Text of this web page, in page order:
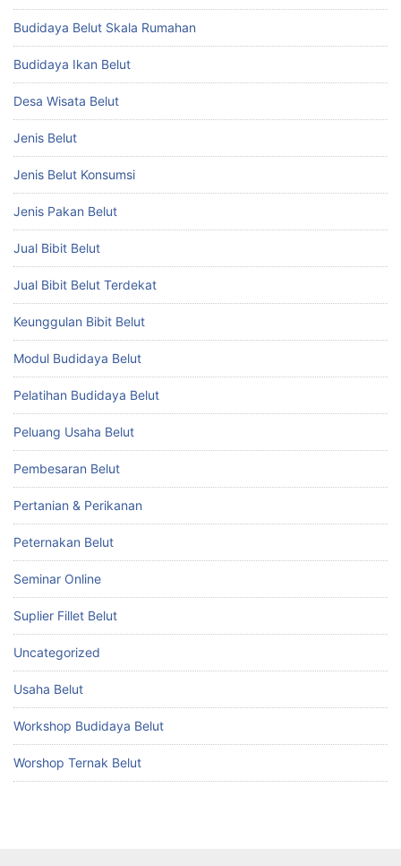
Budidaya Belut Skala Rumahan
Budidaya Ikan Belut
Desa Wisata Belut
Jenis Belut
Jenis Belut Konsumsi
Jenis Pakan Belut
Jual Bibit Belut
Jual Bibit Belut Terdekat
Keunggulan Bibit Belut
Modul Budidaya Belut
Pelatihan Budidaya Belut
Peluang Usaha Belut
Pembesaran Belut
Pertanian & Perikanan
Peternakan Belut
Seminar Online
Suplier Fillet Belut
Uncategorized
Usaha Belut
Workshop Budidaya Belut
Worshop Ternak Belut